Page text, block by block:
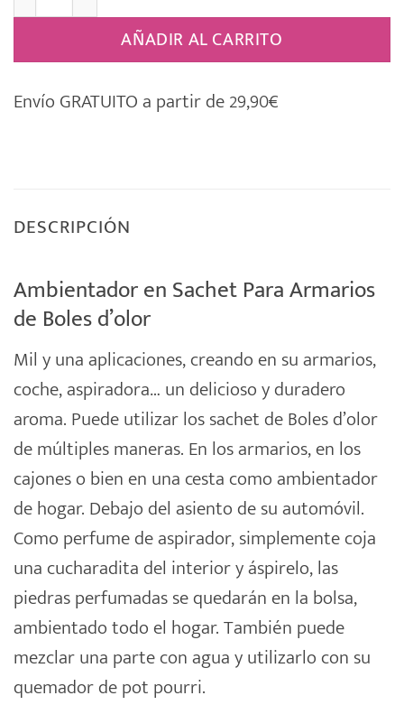
AÑADIR AL CARRITO
Envío GRATUITO a partir de 29,90€
DESCRIPCIÓN
Ambientador en Sachet Para Armarios
de Boles d’olor
Mil y una aplicaciones, creando en su armarios,
coche, aspiradora… un delicioso y duradero
aroma. Puede utilizar lossachet deBoles d’olor
de múltiples maneras. En los armarios, en los
cajones o bien en una cesta como ambientador
de hogar. Debajo del asiento de su automóvil.
Como perfume de aspirador, simplemente coja
una cucharadita del interior y áspirelo, las
piedras perfumadas se quedarán en la bolsa,
ambientado todo el hogar. También puede
mezclar una parte con agua y utilizarlo con su
quemador de pot pourri.